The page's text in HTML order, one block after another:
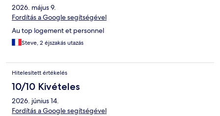
2026. május 9.
Fordítás a Google segítségével
Au top logement et personnel
Steve, 2 éjszakás utazás
Hitelesített értékelés
10/10 Kivételes
2026. június 14.
Fordítás a Google segítségével